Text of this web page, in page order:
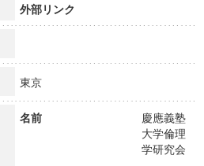
外部リンク
東京
名前
慶應義塾
大学倫理
学研究会